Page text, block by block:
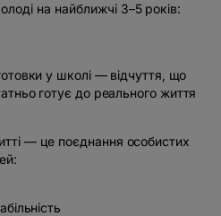
на найближчі 3–5 років:
у школі — відчуття, що
готує до реального життя
— це поєднання особистих